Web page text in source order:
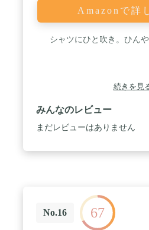
Amazonで詳
シャツにひと吹き。ひん
続きを見
みんなのレビュー
まだレビューはありません
No.16 67